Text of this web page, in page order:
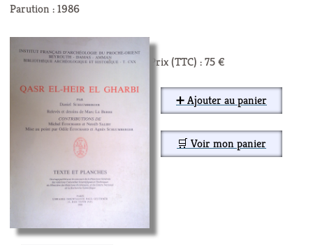
Parution : 1986
Prix (TTC) : 75 €
➕ Ajouter au panier
🛒 Voir mon panier